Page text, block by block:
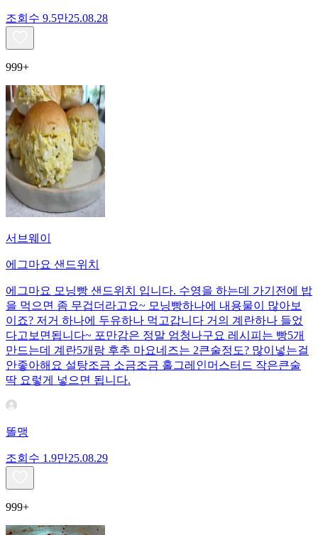
조회수 9.5만25.08.28
999+
서브웨이
에그마요 샌드위치
에그마요 모닝빵 샌드위치 입니다. 수영을 하는데 가기전에 밥
을 먹으면 좀 무겁더라고요~ 모닝빵하나에 내용물이 많아보
이죠? 저거 하나에 두유하나 먹고갑니다 거의 계란하나 들었
다고보면됩니다~ 포만감은 정말 엄청나구요 레시피는 빵5개
만드는데 계란5개랑 후추 마요네즈는 2큰술정도? 많이넣는걸
안좋아해요 설탕조금 소금조금 홀그레인머스터드 작은큰술
딱 요렇게 넣으면 됩니다.
똘맹
조회수 1.9만25.08.29
999+